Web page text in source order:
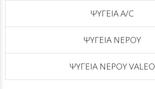
ΨΥΓΕΙΑ A/C
ΨΥΓΕΙΑ ΝΕΡΟΥ
ΨΥΓΕΙΑ ΝΕΡΟΥ VALEO